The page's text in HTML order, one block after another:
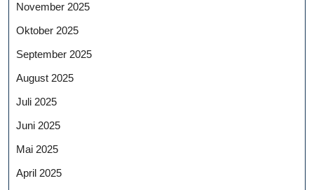
November 2025
Oktober 2025
September 2025
August 2025
Juli 2025
Juni 2025
Mai 2025
April 2025